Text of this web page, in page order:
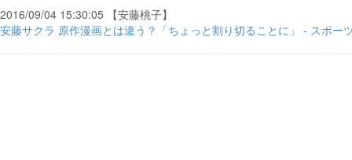
2016/09/04 15:30:05 【安藤桃子】
安藤サクラ 原作漫画とは違う？「ちょっと割り切ることに」 - スポー